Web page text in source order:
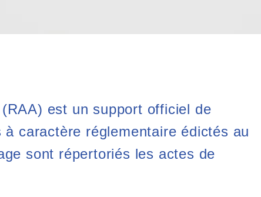
est un support officiel de
caractère réglementaire édictés au
sont répertoriés les actes de